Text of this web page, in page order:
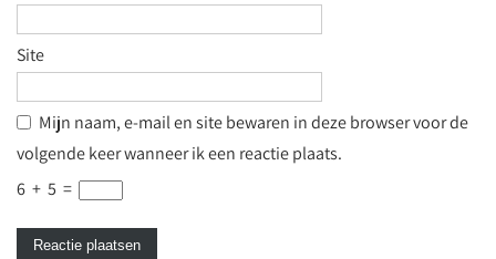
Site
Mijn naam, e-mail en site bewaren in deze browser voor de
volgende keer wanneer ik een reactie plaats.
6 + 5 =